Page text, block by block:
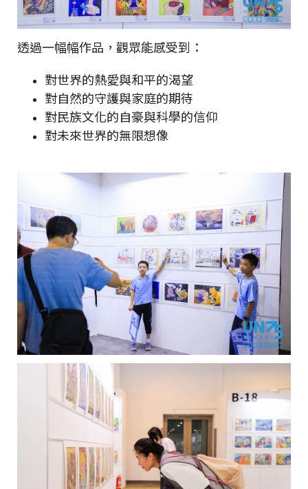
透過一幅幅作品，觀眾能感受到：
對世界的熱愛與和平的渴望
對自然的守護與家庭的期待
對民族文化的自豪與科學的信仰
對未來世界的無限想像